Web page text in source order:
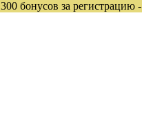
300 бонусов за регистрацию -